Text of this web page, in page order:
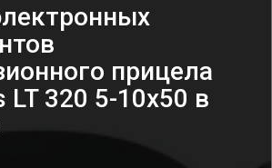
прицела
LT 320 5-10x50 в